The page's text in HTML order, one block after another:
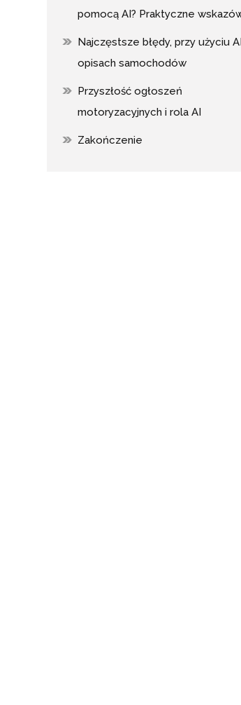
pomocą AI? Praktyczne
Najczęstsze błędy, przy użyciu
opisach samochodów
Przyszłość ogłoszeń
motoryzacyjnych i rola AI
Zakończenie